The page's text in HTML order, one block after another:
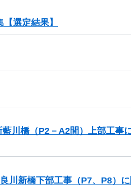
選定結果】
川橋（P2－A2間）上部工事
川新橋下部工事（P7、P8）